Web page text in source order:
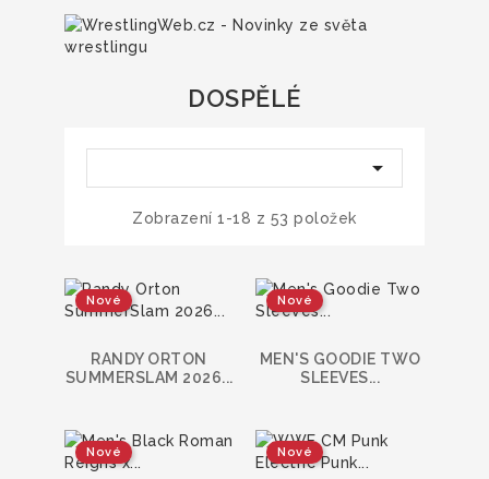
DOSPĚLÉ

Zobrazení 1-18 z 53 položek
Nové
RANDY ORTON
SUMMERSLAM 2026...
Nové
MEN'S GOODIE TWO
SLEEVES...
Nové Nové